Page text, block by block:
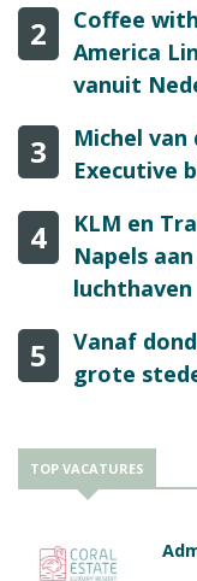
2
Coffee
America
vanuit
3
Michel van
Executive
4
KLM en
Napels
luchthaven
5
Vanaf
grote
TOP VACATURES